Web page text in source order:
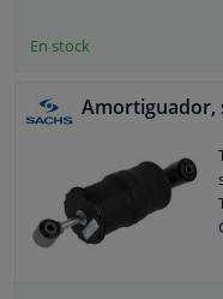
En stock
Amortiguador,